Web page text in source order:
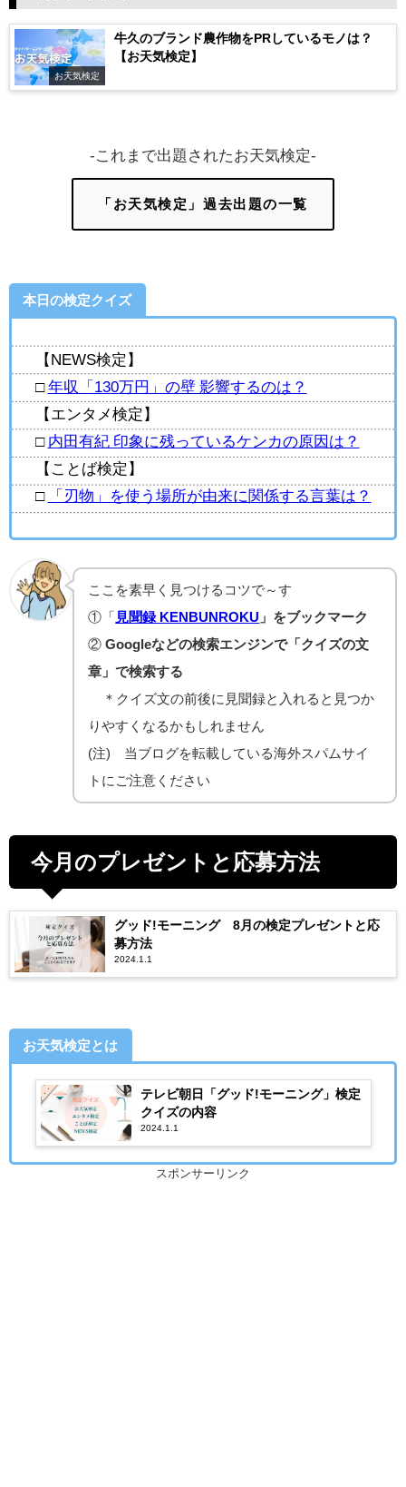
お天気検定
牛久のブランド農作物をPRしているモノは？
【お天気検定】
-これまで出題されたお天気検定-
「お天気検定」過去出題の一覧
本日の検定クイズ
【NEWS検定】
□年収「130万円」の壁 影響するのは？
【エンタメ検定】
□ 内田有紀 印象に残っているケンカの原因は？
【ことば検定】
□
「刃物」を使う場所が由来に関係する言葉は？
ここを素早く見つけるコツで～す
①「 見聞録 KENBUNROKU 」をブックマーク
②Googleなどの検索エンジンで「クイズの文
章」で検索する
＊クイズ文の前後に見聞録と入れると見つか
りやすくなるかもしれません
(注) 当ブログを転載している海外スパムサイ
トにご注意ください
今月のプレゼントと応募方法
グッド!モーニング 8月の検定プレゼントと応
募方法
2024.1.1
お天気検定とは
テレビ朝日「グッド!モーニング」検定
クイズの内容
2024.1.1
スポンサーリンク